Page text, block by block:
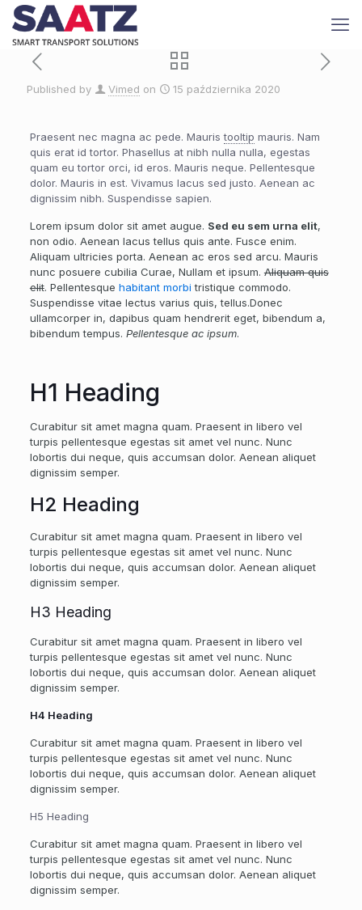
Published by Vimed on 15 października 2020
Praesent nec magna ac pede. Mauristooltip mauris. Nam
quis erat id tortor. Phasellus at nibh nulla nulla, egestas
quam eu tortor orci, id eros. Mauris neque. Pellentesque
dolor. Mauris in est. Vivamus lacus sed justo. Aenean ac
dignissim nibh. Suspendisse sapien.
Lorem ipsum dolor sit amet augue. Sed eu sem urna elit,
non odio. Aenean lacus tellus quis ante. Fusce enim.
Aliquam ultricies porta. Aenean ac eros sed arcu. Mauris
nunc posuere cubilia Curae, Nullam et ipsum.Aliquam quis
elit. Pellentesque habitant morbi tristique commodo.
Suspendisse vitae lectus varius quis, tellus.Donec
ullamcorper in, dapibus quam hendrerit eget, bibendum a,
bibendum tempus. Pellentesque ac ipsum.
H1 Heading
Curabitur sit amet magna quam. Praesent in libero vel
turpis pellentesque egestas sit amet vel nunc. Nunc
lobortis dui neque, quis accumsan dolor. Aenean aliquet
dignissim semper.
H2 Heading
Curabitur sit amet magna quam. Praesent in libero vel
turpis pellentesque egestas sit amet vel nunc. Nunc
lobortis dui neque, quis accumsan dolor. Aenean aliquet
dignissim semper.
H3 Heading
Curabitur sit amet magna quam. Praesent in libero vel
turpis pellentesque egestas sit amet vel nunc. Nunc
lobortis dui neque, quis accumsan dolor. Aenean aliquet
dignissim semper.
H4 Heading
Curabitur sit amet magna quam. Praesent in libero vel
turpis pellentesque egestas sit amet vel nunc. Nunc
lobortis dui neque, quis accumsan dolor. Aenean aliquet
dignissim semper.
H5 Heading
Curabitur sit amet magna quam. Praesent in libero vel
turpis pellentesque egestas sit amet vel nunc. Nunc
lobortis dui neque, quis accumsan dolor. Aenean aliquet
dignissim semper.